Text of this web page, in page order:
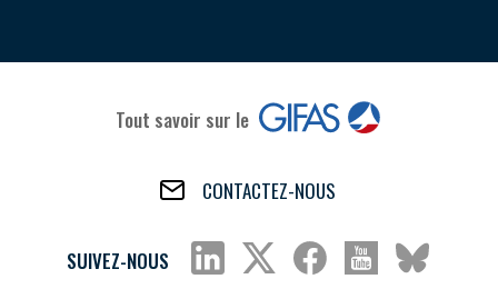
Tout savoir sur le
CONTACTEZ-NOUS
SUIVEZ-NOUS